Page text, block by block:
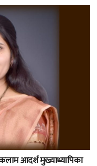
आदर्श मुख्याध्यापिका